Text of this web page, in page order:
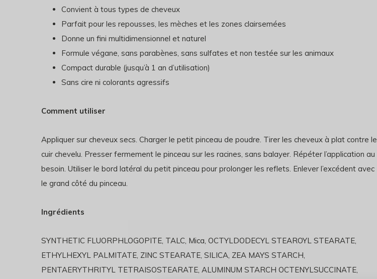
Convient à tous types de cheveux
Parfait pour les repousses, les mèches et les zones clairsemées
Donne un fini multidimensionnel et naturel
Formule végane, sans parabènes, sans sulfates et non testée sur les animaux
Compact durable (jusqu’à 1 an d’utilisation)
Sans cire ni colorants agressifs
Comment utiliser
Appliquer sur cheveux secs. Charger le petit pinceau de poudre. Tirer les cheveux à plat contre le
cuir chevelu. Presser fermement le pinceau sur les racines, sans balayer. Répéter l’application au
besoin. Utiliser le bord latéral du petit pinceau pour prolonger les reflets. Enlever l’excédent avec
le grand côté du pinceau.
Ingrédients
SYNTHETIC FLUORPHLOGOPITE, TALC, Mica, OCTYLDODECYL STEAROYL STEARATE,
ETHYLHEXYL PALMITATE, ZINC STEARATE, SILICA, ZEA MAYS STARCH,
PENTAERYTHRITYL TETRAISOSTEARATE, ALUMINUM STARCH OCTENYLSUCCINATE,